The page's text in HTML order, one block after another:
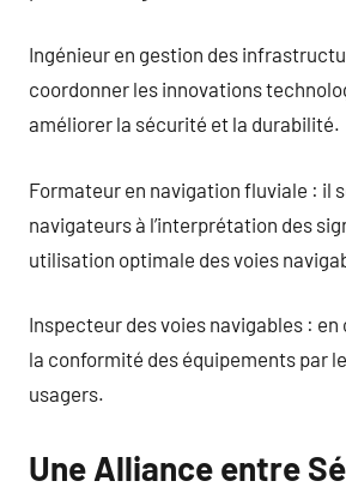
Ingénieur en gestion des
coordonner les innovations
améliorer la sécurité et la durabilité.
Formateur en navigation fluviale : il
navigateurs à l’interprétation des
utilisation optimale des voies
Inspecteur des voies navigables :
la conformité des équipements par
usagers.
Une Alliance entre